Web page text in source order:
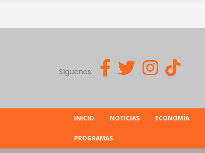
Síguenos:
INICIO NOTICIAS ECONOMÍA
PROGRAMAS